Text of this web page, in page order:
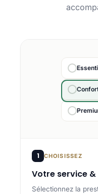
1 CHOISISSEZ
Votre service
Sélectionnez la